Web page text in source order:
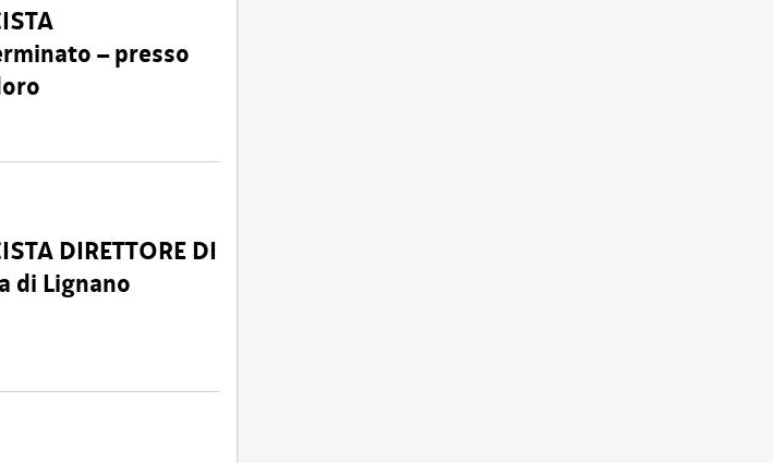
– presso
DIRETTORE DI
di Lignano